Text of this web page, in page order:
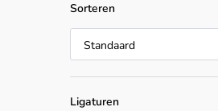
Sorteren
Ligaturen